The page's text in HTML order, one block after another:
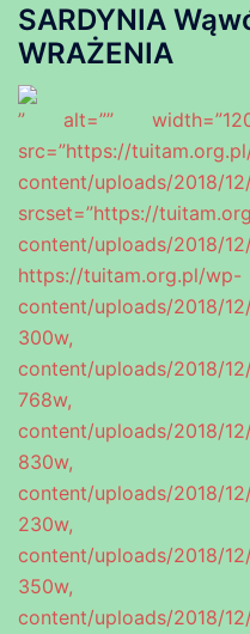
SARDYNIA
WRAŻENIA
” alt=””
src=”https://
content/uploads/
srcset=”https://
content/uploads/
https://tuitam.org.pl/wp-
content/uploads/2018/
300w,
content/uploads/2018/
768w,
content/uploads/2018/
830w,
content/uploads/2018/
230w,
content/uploads/2018/
350w,
content/uploads/2018/